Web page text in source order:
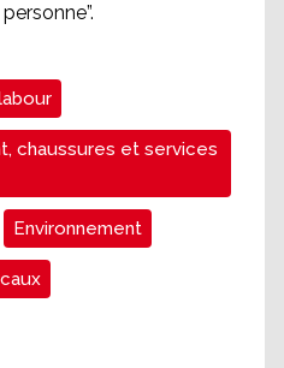
chaussures et services
Environnement